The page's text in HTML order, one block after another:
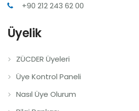
+90 212 243 62 00
Üyelik
ZÜCDER Üyeleri
Üye Kontrol Paneli
Nasıl Üye Olurum